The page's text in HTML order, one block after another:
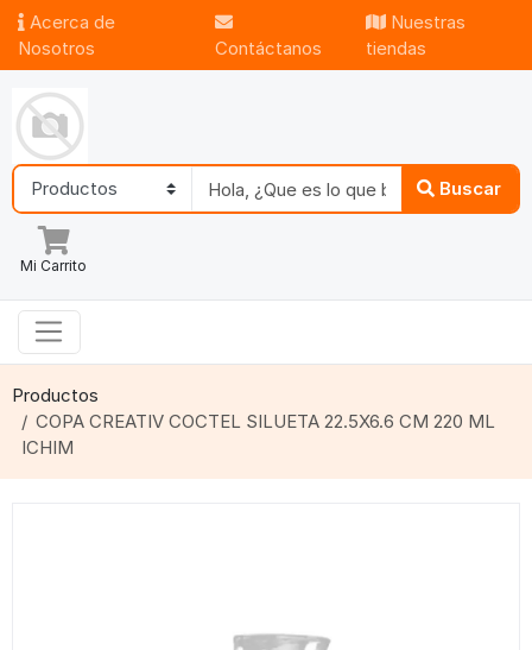
Acerca de
Nosotros
Contáctanos
Nuestras
tiendas
Buscar
Mi Carrito
Productos
COPA CREATIV COCTEL SILUETA 22.5X6.6 CM 220 ML
ICHIM